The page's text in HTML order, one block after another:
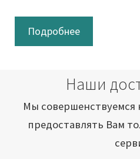
Подробнее
Наши
Мы
предоставлять Вам